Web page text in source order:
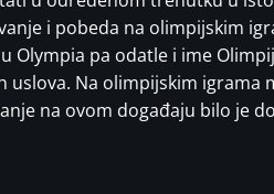
i pobeda na olimpijskim
Olympia pa odatle i ime
uslova. Na olimpijskim igrama
na ovom događaju bilo je